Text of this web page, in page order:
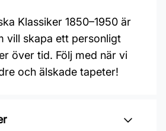
Klassiker 1850–1950 är
vill skapa ett personligt
över tid. Följ med när vi
och älskade tapeter!